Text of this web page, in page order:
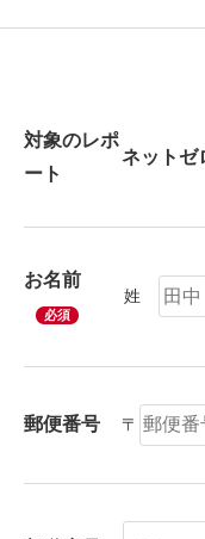
対象のレポ
ート
お名前
必須
姓
郵便番号 〒